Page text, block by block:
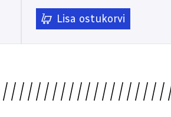
Akukestvus kuni 6,5h. R65
sertifikaat. IP67. Aku näidik.
2600mAh aku. EAN-13:
Lisa ostukorvi